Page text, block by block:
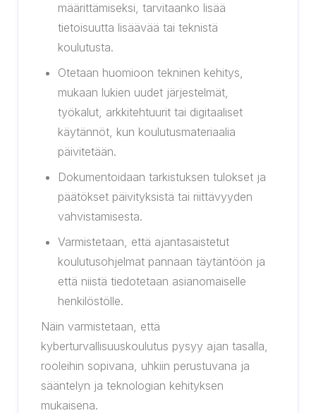
määrittämiseksi, tarvitaanko lisää
tietoisuutta lisäävää tai teknistä
koulutusta.
Otetaan huomioon tekninen kehitys,
mukaan lukien uudet järjestelmät,
työkalut, arkkitehtuurit tai digitaaliset
käytännöt, kun koulutusmateriaalia
päivitetään.
Dokumentoidaan tarkistuksen tulokset ja
päätökset päivityksistä tai riittävyyden
vahvistamisesta.
Varmistetaan, että ajantasaistetut
koulutusohjelmat pannaan täytäntöön ja
että niistä tiedotetaan asianomaiselle
henkilöstölle.
Näin varmistetaan, että
kyberturvallisuuskoulutus pysyy ajan tasalla,
rooleihin sopivana, uhkiin perustuvana ja
sääntelyn ja teknologian kehityksen
mukaisena.